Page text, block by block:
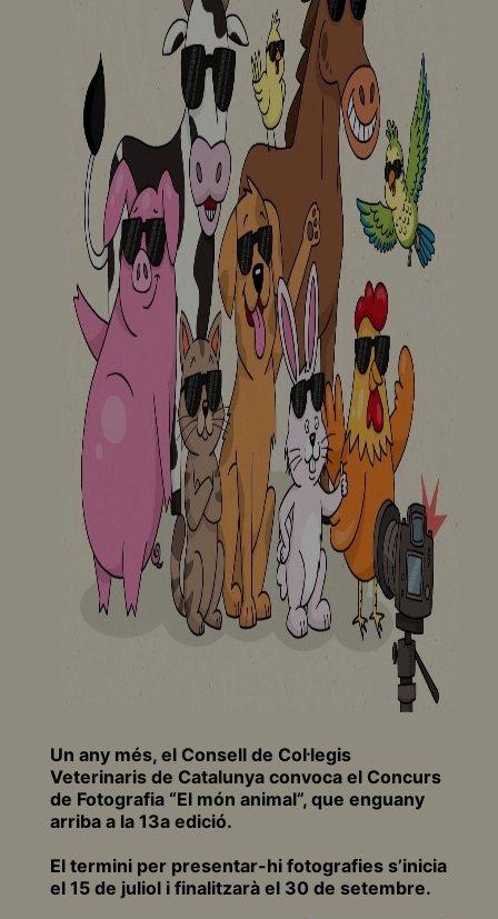
Un any més, el Consell de Col·legis
Veterinaris de Catalunya convoca el Concurs
de Fotografia “El món animal”, que enguany
arriba a la 13a edició.
El termini per presentar-hi fotografies s’inicia
el 15 de juliol i finalitzarà el 30 de setembre.